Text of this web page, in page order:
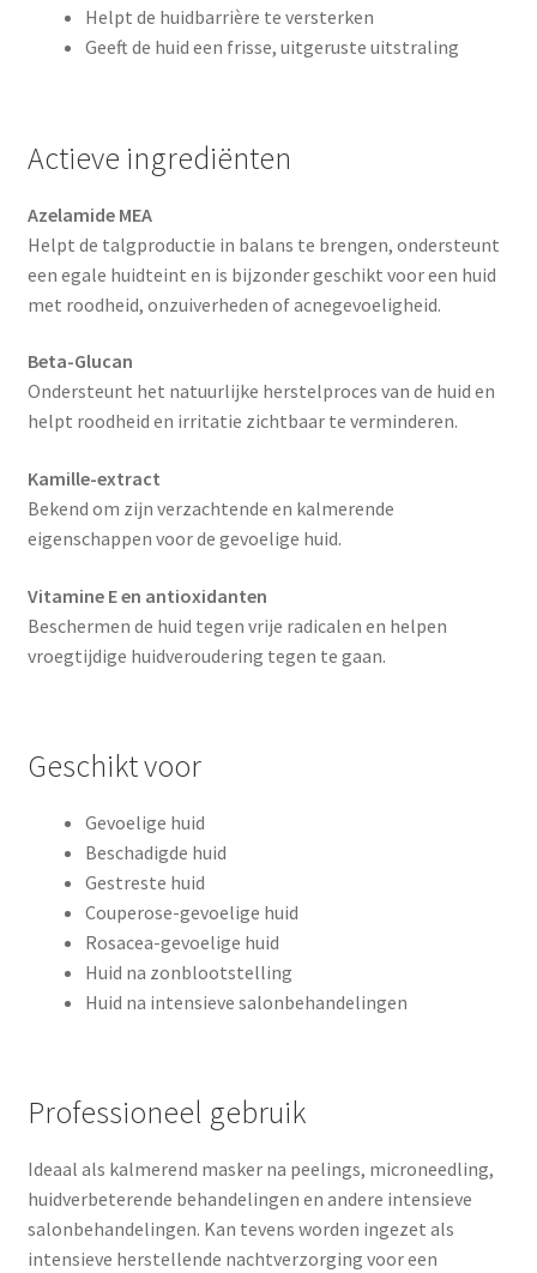
Helpt de huidbarrière te versterken
Geeft de huid een frisse, uitgeruste uitstraling
Actieve ingrediënten
Azelamide MEA
Helpt de talgproductie in balans te brengen, ondersteunt
een egale huidteint en is bijzonder geschikt voor een huid
met roodheid, onzuiverheden of acnegevoeligheid.
Beta-Glucan
Ondersteunt het natuurlijke herstelproces van de huid en
helpt roodheid en irritatie zichtbaar te verminderen.
Kamille-extract
Bekend om zijn verzachtende en kalmerende
eigenschappen voor de gevoelige huid.
Vitamine E en antioxidanten
Beschermen de huid tegen vrije radicalen en helpen
vroegtijdige huidveroudering tegen te gaan.
Geschikt voor
Gevoelige huid
Beschadigde huid
Gestreste huid
Couperose-gevoelige huid
Rosacea-gevoelige huid
Huid na zonblootstelling
Huid na intensieve salonbehandelingen
Professioneel gebruik
Ideaal als kalmerend masker na peelings, microneedling,
huidverbeterende behandelingen en andere intensieve
salonbehandelingen. Kan tevens worden ingezet als
intensieve herstellende nachtverzorging voor een